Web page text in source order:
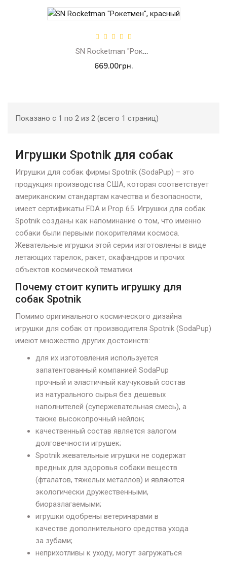
SN Rocketman "Рокетмен", красный
669.00грн.
Показано с 1 по 2 из 2 (всего 1 страниц)
Игрушки Spotnik для собак
Игрушки для собак фирмы Spotnik (SodaPup) – это
продукция производства США, которая соответствует
американским стандартам качества и безопасности,
имеет сертификаты FDA и Prop 65. Игрушки для собак
Spotnik созданы как напоминание о том, что именно
собаки были первыми покорителями космоса.
Жевательные игрушки этой серии изготовлены в виде
летающих тарелок, ракет, скафандров и прочих
объектов космической тематики.
Почему стоит купить игрушку для
собак Spotnik
Помимо оригинального космического дизайна
игрушки для собак от производителя Spotnik (SodaPup)
имеют множество других достоинств:
для их изготовления используется
запатентованный компанией SodaPup
прочный и эластичный каучуковый состав
из натурального сырья без дешевых
наполнителей (супержевательная смесь), а
также высокопрочный нейлон;
качественный состав является залогом
долговечности игрушек;
Spotnik жевательные игрушки не содержат
вредных для здоровья собаки веществ
(фталатов, тяжелых металлов) и являются
экологически дружественными,
биоразлагаемыми;
игрушки одобрены ветеринарами в
качестве дополнительного средства ухода
за зубами;
неприхотливы к уходу, могут загружаться